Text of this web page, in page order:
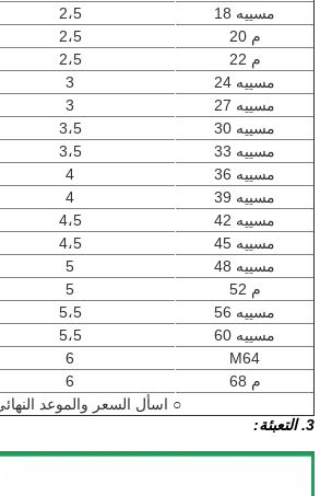
مسييه 18
2،5
م 20
2،5
م 22
2،5
مسييه 24
مسييه 27
مسييه 30
3،5
مسييه 33
3،5
مسييه 36
4
مسييه 39
4
مسييه 42
4،5
مسييه 45
4،5
مسييه 48
5
م 52
5
مسييه 56
5،5
مسييه 60
5،5
M64
م 68
○ اسأل السعر والموعد النهائي
3. التعبئة: